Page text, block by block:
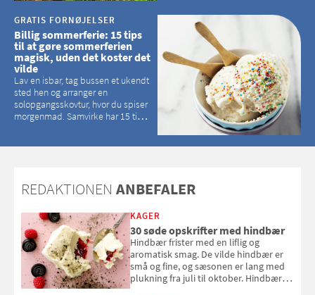
GRATIS FORNØJELSER
Billig sommerferie: 15 tips
til at gøre sommerferien
magisk, uden det koster det
vilde
Lav en isbar, tag bussen et ukendt
sted hen og arranger en
solopgangsskovtur, hvor du spiser
morgenmad. Samvirke har 15 tips
REDAKTIONEN ANBEFALER
KAGER
30 søde opskrifter med hindbær
Hindbær frister med en liflig og
aromatisk smag. De vilde hindbær er
små og fine, og sæsonen er lang med
plukning fra juli til oktober. Hindbær